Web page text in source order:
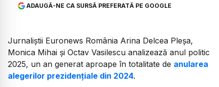
ADAUGĂ-NE CA SURSĂ PREFERATĂ PE GOOGLE
Jurnaliștii Euronews România Arina Delcea Pleșa,
Monica Mihai și Octav Vasilescu analizează anul politic
2025, un an generat aproape în totalitate de anularea
alegerilor prezidențiale din 2024.